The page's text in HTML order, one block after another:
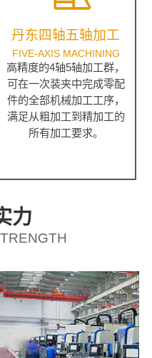
丹东四轴五轴加工
FIVE-AXIS MACHINING
高精度的4轴5轴加工群，
可在一次装夹中完成零配
件的全部机械加工工序，
满足从粗加工到精加工的
所有加工要求。
力